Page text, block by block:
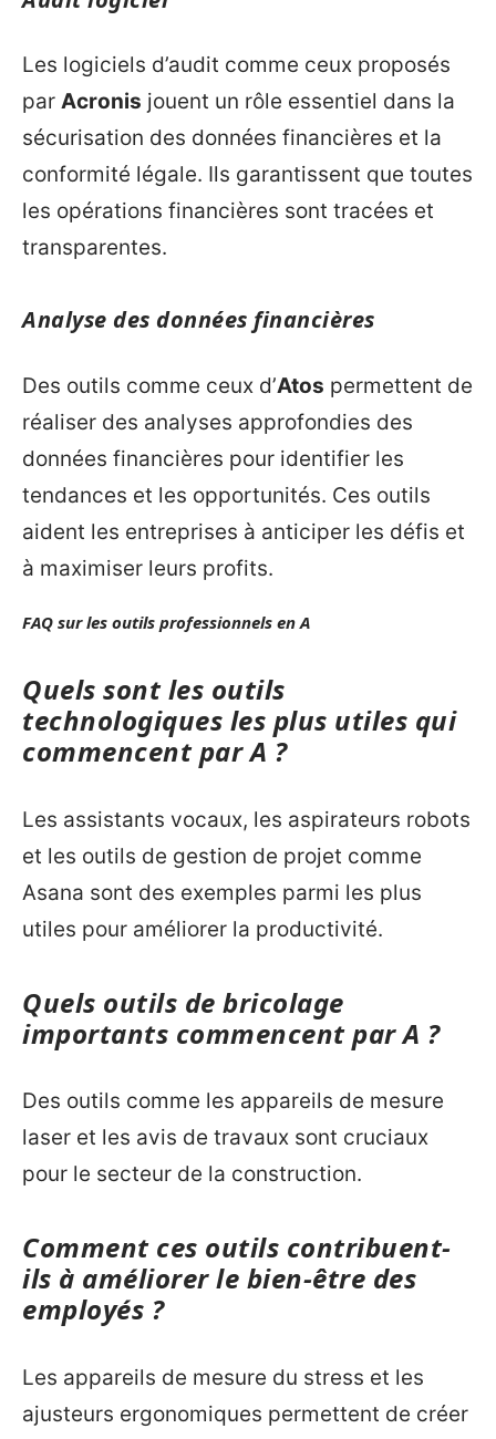
Les logiciels d’audit comme ceux proposés
par Acronis jouent un rôle essentiel dans la
sécurisation des données financières et la
conformité légale. Ils garantissent que toutes
les opérations financières sont tracées et
transparentes.
Analyse des données financières
Des outils comme ceux d’Atos permettent de
réaliser des analyses approfondies des
données financières pour identifier les
tendances et les opportunités. Ces outils
aident les entreprises à anticiper les défis et
à maximiser leurs profits.
FAQ sur les outils professionnels en A
Quels sont les outils
technologiques les plus utiles qui
commencent par A ?
Les assistants vocaux, les aspirateurs robots
et les outils de gestion de projet comme
Asana sont des exemples parmi les plus
utiles pour améliorer la productivité.
Quels outils de bricolage
importants commencent par A ?
Des outils comme les appareils de mesure
laser et les avis de travaux sont cruciaux
pour le secteur de la construction.
Comment ces outils contribuent-
ils à améliorer le bien-être des
employés ?
Les appareils de mesure du stress et les
ajusteurs ergonomiques permettent de créer